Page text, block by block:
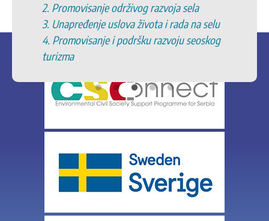
2. Promovisanje održivog razvoja sela
3. Unapređenje uslova života i rada na selu
4. Promovisanje i podršku razvoju seoskog
turizma